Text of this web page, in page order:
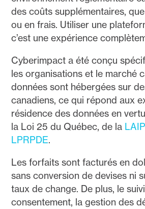
des coûts supplémentaires,
ou en frais. Utiliser une
c’est une expérience
Cyberimpact a été conçu
les organisations et le marché
données sont hébergées sur
canadiens, ce qui répond aux
résidence des données en
la Loi 25 du Québec, de la
LPRPDE.
Les forfaits sont facturés en
sans conversion de devises ni
taux de change. De plus, le
consentement, la gestion des